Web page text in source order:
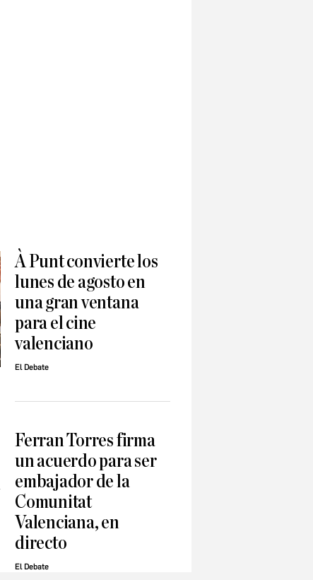
À Punt convierte los
lunes de agosto en
una gran ventana
para el cine
valenciano
El Debate
Ferran Torres firma
un acuerdo para ser
embajador de la
Comunitat
Valenciana, en
directo
El Debate